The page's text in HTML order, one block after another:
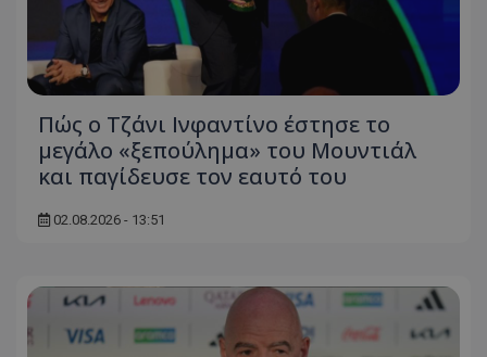
Πώς ο Τζάνι Ινφαντίνο έστησε το
μεγάλο «ξεπούλημα» του Μουντιάλ
και παγίδευσε τον εαυτό του
02.08.2026 - 13:51